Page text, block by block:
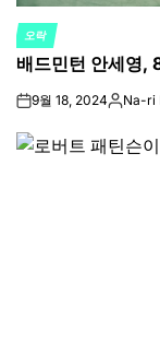
POSTED
IN
오락
배드민턴 안세영,
on9월 18, 2024Posted
Na-ri